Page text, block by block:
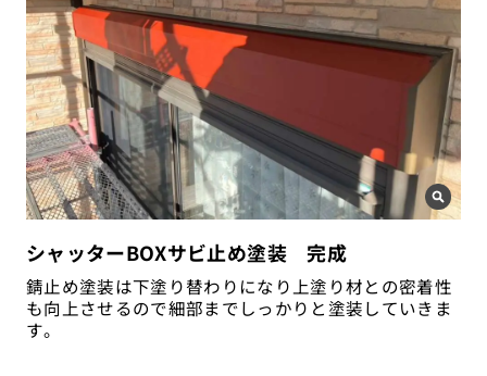
シャッターBOXサビ止め塗装 完成
錆止め塗装は下塗り替わりになり上塗り材との密着性
も向上させるので細部までしっかりと塗装していきま
す。